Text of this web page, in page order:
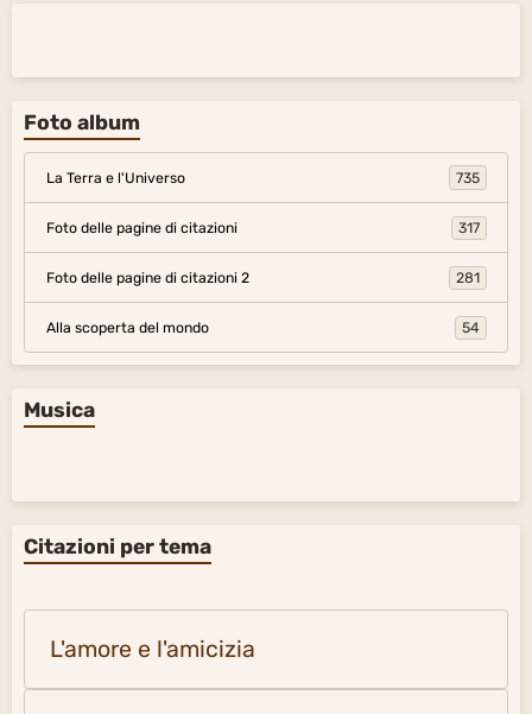
Foto album
La Terra e l'Universo 735
Foto delle pagine di citazioni 317
Foto delle pagine di citazioni 2 281
Alla scoperta del mondo 54
Musica
Citazioni per tema
L'amore e l'amicizia